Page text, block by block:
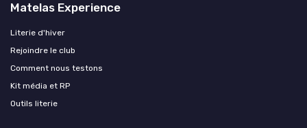
Matelas Experience
Literie d'hiver
Rejoindre le club
Comment nous testons
Kit média et RP
Outils literie